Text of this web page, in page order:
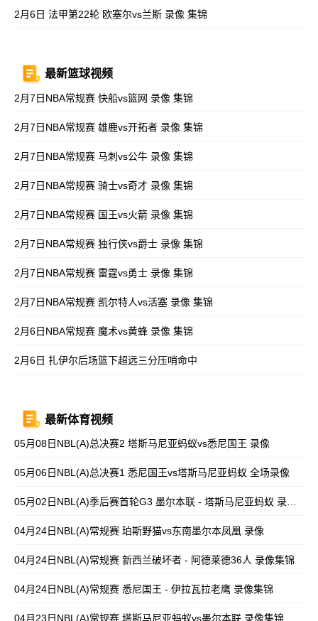
2月6日 法甲第22轮 欧塞尔vs兰斯 录像 集锦
最新篮球视频
2月7日NBA常规赛 快船vs篮网 录像 集锦
2月7日NBA常规赛 雄鹿vs开拓者 录像 集锦
2月7日NBA常规赛 马刺vs公牛 录像 集锦
2月7日NBA常规赛 骑士vs奇才 录像 集锦
2月7日NBA常规赛 国王vs火箭 录像 集锦
2月7日NBA常规赛 独行侠vs爵士 录像 集锦
2月7日NBA常规赛 雷霆vs勇士 录像 集锦
2月7日NBA常规赛 凯尔特人vs活塞 录像 集锦
2月6日NBA常规赛 魔术vs黄蜂 录像 集锦
2月6日 扎伊尔后场篮下超远三分压哨命中
最新体育视频
05月08日NBL(A)总决赛2 塔斯马尼亚蚂蚁vs悉尼国王 录像
05月06日NBL(A)总决赛1 悉尼国王vs塔斯马尼亚蚂蚁 全场录像
05月02日NBL(A)季后赛首轮G3 墨尔本联 - 塔斯马尼亚蚂蚁 录像集锦
04月24日NBL(A)常规赛 珀斯野猫vs东南墨尔本凤凰 录像
04月24日NBL(A)常规赛 新西兰破坏者 - 阿德莱德36人 录像集锦
04月24日NBL(A)常规赛 悉尼国王 - 伊拉瓦拉老鹰 录像集锦
04月23日NBL(A)常规赛 塔斯马尼亚蚂蚁vs墨尔本联 录像集锦